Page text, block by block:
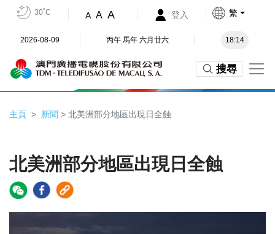
30˚C A A A 登入 繁
2026-08-09 丙午 馬年 六月廿六 18:14
搜尋
主頁 新聞 > 北美洲部分地區出現日全蝕
北美洲部分地區出現日全蝕